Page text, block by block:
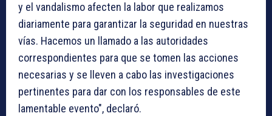
y el vandalismo afecten la labor que realizamos
diariamente para garantizar la seguridad en nuestras
vías. Hacemos un llamado a las autoridades
correspondientes para que se tomen las acciones
necesarias y se lleven a cabo las investigaciones
pertinentes para dar con los responsables de este
lamentable evento", declaró.